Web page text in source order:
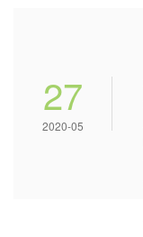
27
2020-05